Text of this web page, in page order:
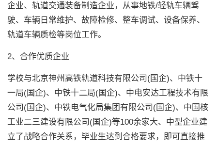
企业、轨道交通装备制造企业，从事地铁/轻轨车辆驾
驶、车辆日常维护、故障检修、整车调试、设备保养、
轨道车辆质检等岗位工作。
2、合作优质企业
学校与北京神州高铁轨道科技有限公司(国企)、中铁十
一局(国企)、中铁十二局(国企)、中电安达工程技术有限
公司(国企)、 中铁电气化局集团有限公司 (国企)、中国核
工业二三建设有限公司(国企)等100余家大、中型企业建
立了战略合作关系，毕业生达到合格要求，即可直接推